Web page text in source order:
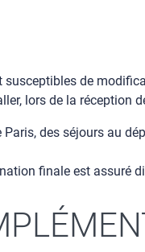
de
lors de la
des séjours au
finale est assuré